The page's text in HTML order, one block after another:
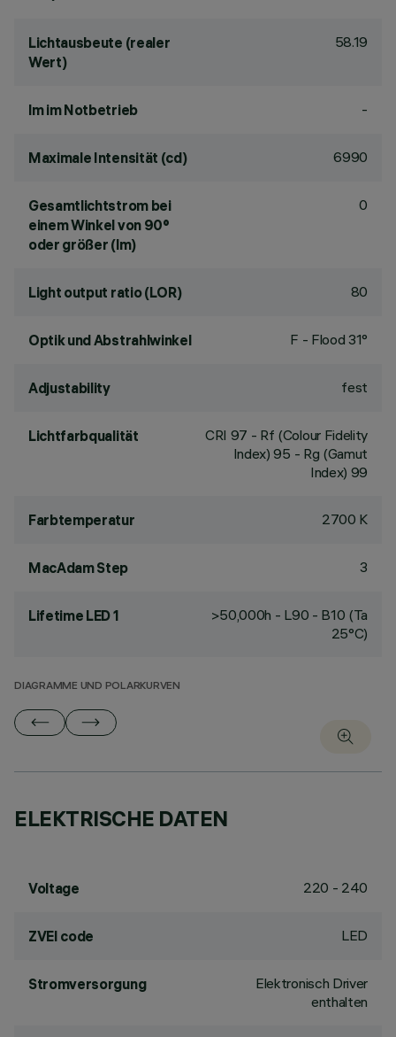
Lichtausbeute (realer
Wert)
58.19
lm im Notbetrieb -
Maximale Intensität (cd) 6990
Gesamtlichtstrom bei
einem Winkel von 90°
oder größer (lm)
0
Light output ratio (LOR) 80
Optik und Abstrahlwinkel F - Flood 31°
Adjustability fest
Lichtfarbqualität CRI 97 - Rf (Colour Fidelity
Index) 95 - Rg (Gamut
Index) 99
Farbtemperatur 2700 K
MacAdam Step 3
Lifetime LED 1
>50,000h - L90 - B10 (Ta
25°C)
DIAGRAMME UND POLARKURVEN
ELEKTRISCHE DATEN
Voltage 220 - 240
ZVEI code LED
Stromversorgung
Elektronisch Driver
enthalten